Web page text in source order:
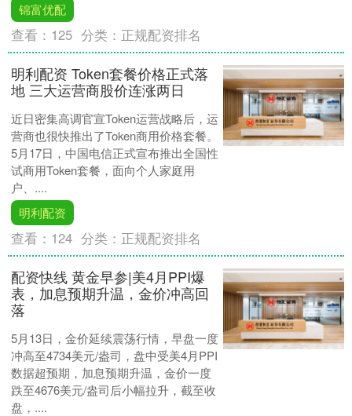
锦富优配
查看： 125 分类： 正规配资排名
明利配资 Token套餐价格正式落
地 三大运营商股价连涨两日
近日密集高调官宣Token运营战略后，运
营商也很快推出了Token商用价格套餐。
5月17日，中国电信正式宣布推出全国性
试商用Token套餐，面向个人家庭用
户、....
明利配资
查看： 124 分类： 正规配资排名
配资快线 黄金早参|美4月PPI爆
表，加息预期升温，金价冲高回
落
5月13日，金价延续震荡行情，早盘一度
冲高至4734美元/盎司，盘中受美4月PPI
数据超预期，加息预期升温，金价一度
跌至4676美元/盎司后小幅拉升，截至收
盘，....